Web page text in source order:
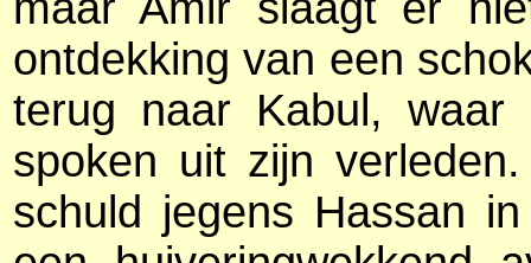
ontdekking van een
terug naar Kabul, waar
spoken uit zijn
schuld jegens Hassan